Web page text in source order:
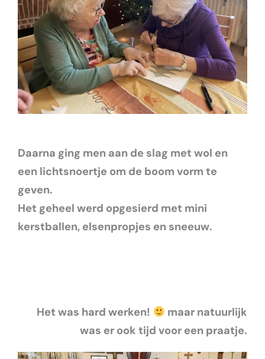
Daarna ging men aan de slag met wol en
een lichtsnoertje om de boom vorm te
geven.
Het geheel werd opgesierd met mini
kerstballen, elsenpropjes en sneeuw.
Het was hard werken!
maar natuurlijk
was er ook tijd voor een praatje.